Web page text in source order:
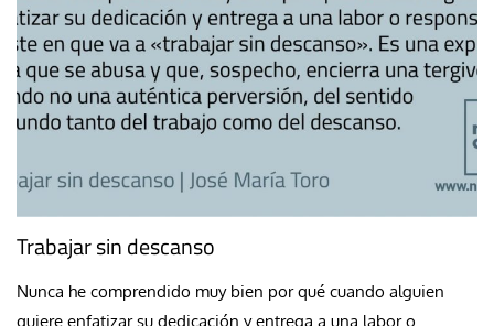
Trabajar sin descanso
Nunca he comprendido muy bien por qué cuando alguien
quiere enfatizar su dedicación y entrega a una labor o